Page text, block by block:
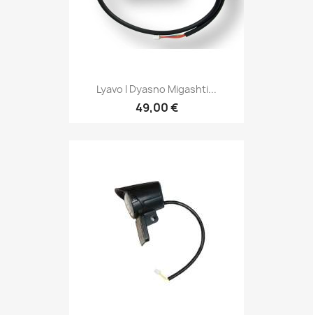
Lyavo I Dyasno Migashti...
49,00 €